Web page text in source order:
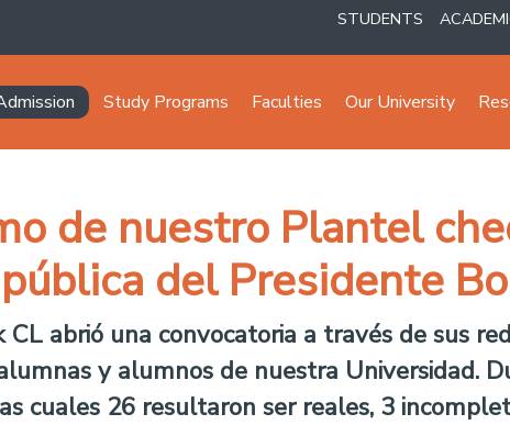
STUDENTS
principal
Study Programs Faculties Our University
de nuestro Plantel
del Presidente
abrió una convocatoria a través de sus
y alumnos de nuestra Universidad.
cuales 26 resultaron ser reales, 3